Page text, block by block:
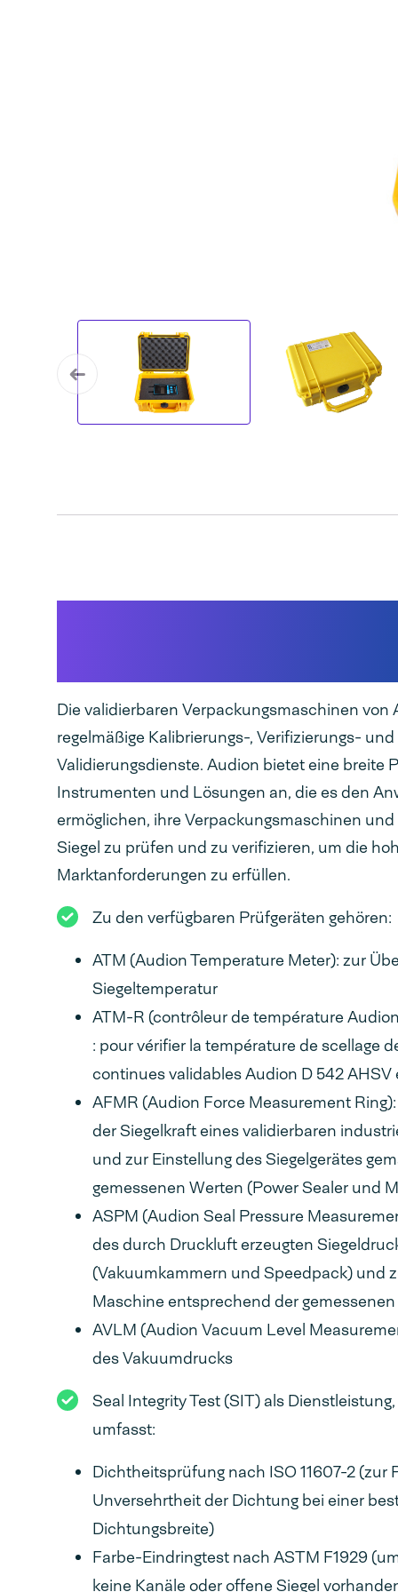
Die validierbaren Verpackungsmaschinen von
regelmäßige Kalibrierungs-, Verifizierungs- und
Validierungsdienste. Audion bietet eine breite
Instrumenten und Lösungen an, die es den
ermöglichen, ihre Verpackungsmaschinen
Siegel zu prüfen und zu verifizieren, um die
Marktanforderungen zu erfüllen.
Zu den verfügbaren Prüfgeräten gehören:
ATM (Audion Temperature Meter): zur
Siegeltemperatur
ATM-R (contrôleur de température
: pour vérifier la température de scellage
continues validables Audion D 542 AHSV
AFMR (Audion Force Measurement
der Siegelkraft eines validierbaren
und zur Einstellung des Siegelgerätes
gemessenen Werten (Power Sealer und
ASPM (Audion Seal Pressure
des durch Druckluft erzeugten
(Vakuumkammern und Speedpack) und
Maschine entsprechend der
AVLM (Audion Vacuum Level
des Vakuumdrucks
Seal Integrity Test (SIT) als
umfasst:
Dichtheitsprüfung nach ISO 11607-2 (zur
Unversehrtheit der Dichtung bei einer
Dichtungsbreite)
Farbe-Eindringtest nach ASTM F1929
keine Kanäle oder offene Siegel